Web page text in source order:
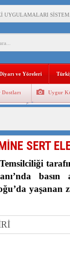
UYGULAMALARI
DOÇ.DR.KAAN : DOĞU
ÖVEN DİYANET
: 05.07.2009
: TEMMUZ AYI,DOĞU
EN AZ 143 BİN
ve Yöreleri
Dostları Uygur
SERT
basın
yaşanan